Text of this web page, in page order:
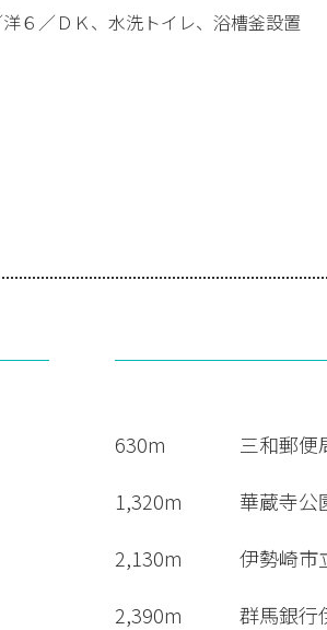
６／ＤＫ、水洗トイレ、浴槽釜設置
630m
三和郵便
1,320m
華蔵寺公
2,130m
伊勢崎市
2,390m
群馬銀行